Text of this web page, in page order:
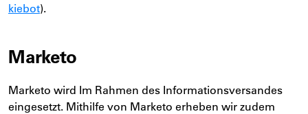
kiebot).
Marketo
Marketo wird Im Rahmen des Informationsversandes
eingesetzt. Mithilfe von Marketo erheben wir zudem